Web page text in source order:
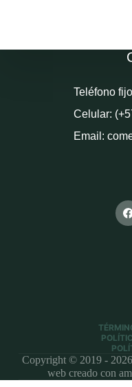
Teléfono
Celular:
Email:
Copyright © 2019 -
web creado con